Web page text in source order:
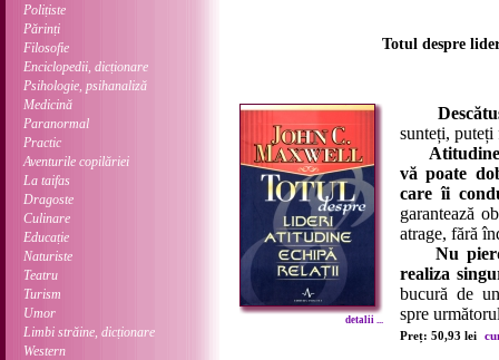
Polițiste
Părinți
Filosofie
Enciclopedii, dicționare
Psihologie, psihanaliză
Medicină
Paranormal
Practic
Aventurile copilăriei
La taifas
Dragoste
Culinare
Educație
Naturiste
Teatru
Turism
Umor
Limbi străine, dicționare
Western
Totul despre
detalii ...
sunteți,
vă poate
care îi
garantează
atrage, fără
Nu
realiza
bucură de
spre
Preț: 50,93 lei